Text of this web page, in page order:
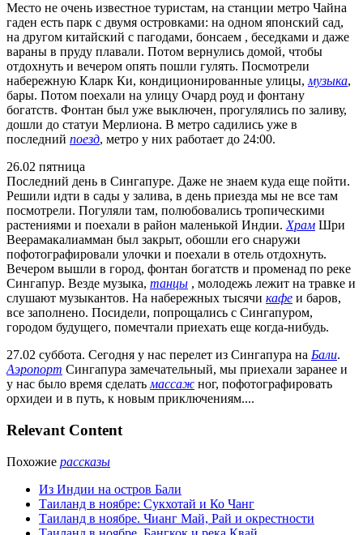
Место не очень известное туристам, на станции метро Чайна
гаден есть парк с двумя островками: на одном японский сад,
на другом китайский с пагодами, бонсаем , беседками и даже
вараны в пруду плавали. Потом вернулись домой, чтобы
отдохнуть и вечером опять пошли гулять. Посмотрели
набережную Кларк Ки, кондиционированные улицы,музыка,
бары. Потом поехали на улицу Очард роуд и фонтану
богатств. Фонтан был уже выключен, прогулялись по заливу,
дошли до статуи Мерлиона. В метро садились уже в
последний поезд, метро у них работает до 24:00.
26.02 пятница
Последний день в Сингапуре. Даже не знаем куда еще пойти.
Решили идти в сады у залива, в день приезда мы не все там
посмотрели. Погуляли там, полюбовались тропическими
растениями и поехали в район маленькой Индии.Храм Шри
Веерамакалиамман был закрыт, обошли его снаружи
пофотографировали улочки и поехали в отель отдохнуть.
Вечером вышли в город, фонтан богатств и променад по реке
Сингапур. Везде музыка, танцы , молодежь лежит на травке и
слушают музыкантов. На набережных тысячи кафе и баров,
все заполнено. Посидели, попрощались с Сингапуром,
городом будущего, помечтали приехать еще когда-нибудь.
27.02 суббота. Сегодня у нас перелет из Сингапура на Бали.
Аэропорт Сингапура замечательный, мы приехали заранее и
у нас было время сделатьмассаж ног, пофотографировать
орхидеи и в путь, к новым приключениям....
Relevant Content
Похожие рассказы
Из Индии на остров Бали
Таиланд в ноябре: Сукхотай и Ко Чанг
Таиланд в ноябре. Чианг Май, Рай и окрестности